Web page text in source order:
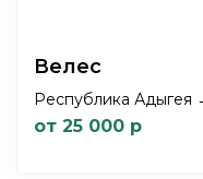
Велес
Республика Адыгея
от 25 000 р